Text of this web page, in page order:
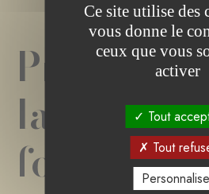
Projet(s)
la
fondation
Ce site utilise des
vous donne le
ceux que vous
activer
Tout
Tout